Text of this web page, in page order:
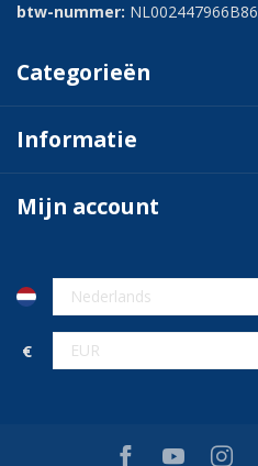
btw-nummer: NL002447966B86
Categorieën
Informatie
Mijn account
€